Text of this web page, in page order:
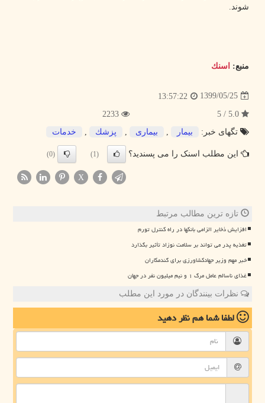
شوند.
منبع: اسنك
1399/05/25
13:57:22
تگهای خبر:
بیمار بیماری پزشك خدمات
این مطلب اسنک را می پسندید؟ (1)
(0)
X
تازه ترین مطالب مرتبط
افزایش ذخایر الزامی بانکها در راه کنترل تورم
تغذیه پدر می تواند بر سلامت نوزاد تأثیر بگذارد
خبر مهم وزیر جهادکشاورزی برای گندمکاران
غذای ناسالم عامل مرگ ۱ و نیم میلیون نفر در جهان
نظرات بینندگان در مورد این مطلب
لطفا شما همنظر دهید